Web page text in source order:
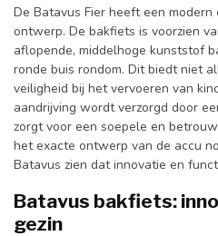
De Batavus Fier heeft een
ontwerp. De bakfiets is voorzien
aflopende, middelhoge kunststof
ronde buis rondom. Dit biedt niet
veiligheid bij het vervoeren van
aandrijving wordt verzorgd door
zorgt voor een soepele en
het exacte ontwerp van de accu
Batavus zien dat innovatie en
Batavus bakfiets:
gezin